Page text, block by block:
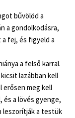
bűvölöd a
a gondolkodásra,
fej, és figyeld a
a felső karral.
lazábban kell
erősen meg kell
a lövés gyenge,
leszorítják a testük